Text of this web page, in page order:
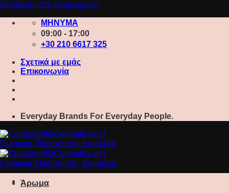
Μετάβαση στο περιεχόμενο
ΜΗΝΥΜΑ
09:00 - 17:00
+30 210 6617 325
Σχετικά με εμάς
Επικοινωνία
Everyday Brands For Everyday People.
Άρωμα